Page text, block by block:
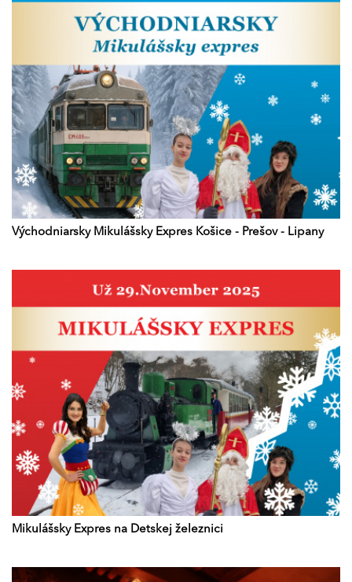
Východniarsky Mikulášsky Expres Košice - Prešov - Lipany
Mikulášsky Expres na Detskej železnici